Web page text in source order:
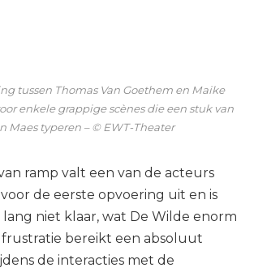
tussen Thomas Van Goethem en Maike
enkele grappige scènes die een stuk van
Maes typeren – © EWT-Theater
ramp valt een van de acteurs
de eerste opvoering uit en is
niet klaar, wat De Wilde enorm
bereikt een absoluut
de interacties met de